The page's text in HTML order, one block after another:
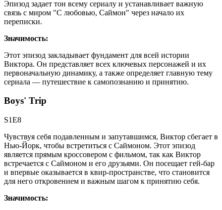
Эпизод задает тон всему сериалу и устанавливает важную
связь с миром "С любовью, Саймон" через начало их
переписки.
Значимость:
Этот эпизод закладывает фундамент для всей истории
Виктора. Он представляет всех ключевых персонажей и их
первоначальную динамику, а также определяет главную тему
сериала — путешествие к самопознанию и принятию.
Boys' Trip
S1E8
Чувствуя себя подавленным и запутавшимся, Виктор сбегает в
Нью-Йорк, чтобы встретиться с Саймоном. Этот эпизод
является прямым кроссовером с фильмом, так как Виктор
встречается с Саймоном и его друзьями. Он посещает гей-бар
и впервые оказывается в квир-пространстве, что становится
для него откровением и важным шагом к принятию себя.
Значимость: